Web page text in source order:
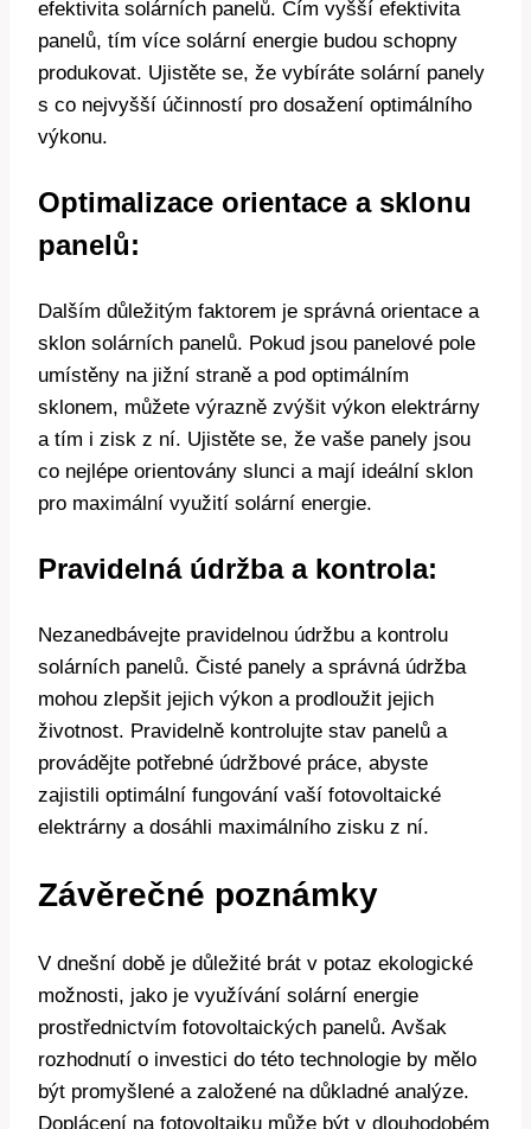
efektivita solárních panelů. Čím vyšší efektivita
panelů, tím více solární energie budou schopny
produkovat. Ujistěte se, že vybíráte solární panely
s co nejvyšší účinností pro dosažení optimálního
výkonu.
Optimalizace orientace a sklonu
panelů:
Dalším důležitým faktorem je správná orientace a
sklon solárních panelů. Pokud jsou panelové pole
umístěny na jižní straně a pod optimálním
sklonem, můžete výrazně zvýšit výkon elektrárny
a tím i zisk z ní. Ujistěte se, že vaše panely jsou
co nejlépe orientovány slunci a mají ideální sklon
pro maximální využití solární energie.
Pravidelná údržba a kontrola:
Nezanedbávejte pravidelnou údržbu a kontrolu
solárních panelů. Čisté panely a správná údržba
mohou zlepšit jejich výkon a prodloužit jejich
životnost. Pravidelně kontrolujte stav panelů a
provádějte potřebné údržbové práce, abyste
zajistili optimální fungování vaší fotovoltaické
elektrárny a dosáhli maximálního zisku z ní.
Závěrečné poznámky
V dnešní době je důležité brát v potaz ekologické
možnosti, jako je využívání solární energie
prostřednictvím fotovoltaických panelů. Avšak
rozhodnutí o investici do této technologie by mělo
být promyšlené a založené na důkladné analýze.
Doplácení na fotovoltaiku může být v dlouhodobém